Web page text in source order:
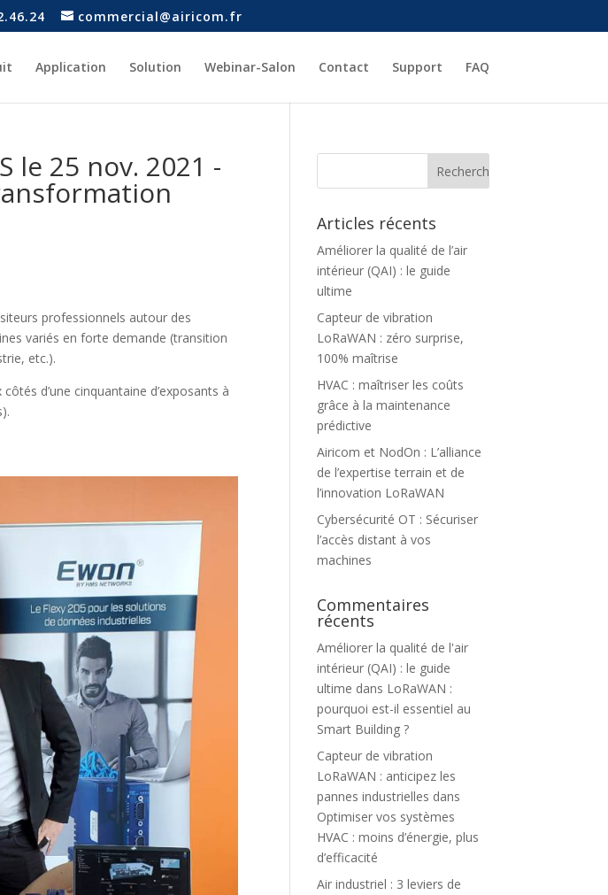
commercial@airicom.fr
Application Solution Webinar-Salon Contact Support FAQ
le 25 nov. 2021 -
professionnels autour des
variés en forte demande (transition
etc.).
d’une cinquantaine d’exposants à
Articles récents
Améliorer la qualité de l’air
intérieur (QAI) : le guide
ultime
Capteur de vibration
LoRaWAN : zéro surprise,
100% maîtrise
HVAC : maîtriser les coûts
grâce à la maintenance
prédictive
Airicom et NodOn : L’alliance
de l’expertise terrain et de
l’innovation LoRaWAN
Cybersécurité OT : Sécuriser
l’accès distant à vos
machines
Commentaires
récents
Améliorer la qualité de l'air
intérieur (QAI) : le guide
ultime dans LoRaWAN :
pourquoi est-il essentiel au
Smart Building ?
Capteur de vibration
LoRaWAN : anticipez les
pannes industrielles dans
Optimiser vos systèmes
HVAC : moins d’énergie, plus
d’efficacité
Air industriel : 3 leviers de